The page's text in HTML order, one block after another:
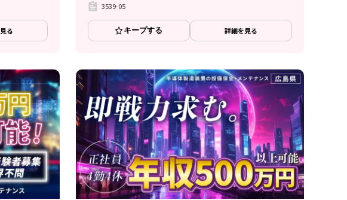
る
3539-05
キープする 詳細を見る